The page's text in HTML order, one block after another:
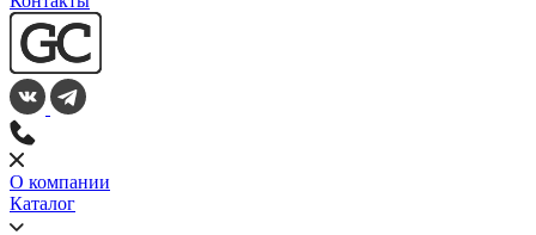
О компании
Каталог